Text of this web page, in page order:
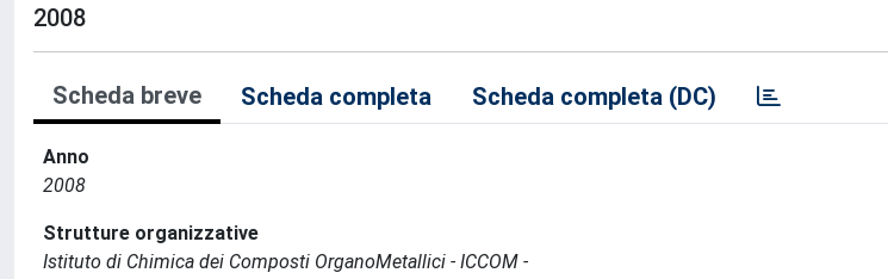
2008
Scheda breve Scheda completa Scheda completa (DC)
Anno
2008
Strutture organizzative
Istituto di Chimica dei Composti OrganoMetallici - ICCOM -